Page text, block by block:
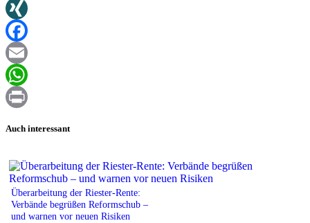
Twitter
XING
Facebook
Email
WhatsApp
Auch interessant
Überarbeitung der Riester-Rente:
Verbände begrüßen Reformschub –
und warnen vor neuen Risiken